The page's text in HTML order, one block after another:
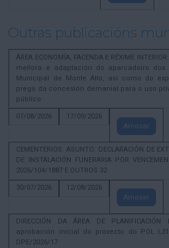
Outras publicacións
ÁREA ECONOMÍA, FACENDA E RÉXIME
mellora e adaptación do aparcadoiro
Municipal de Monte Alto, así como do
prego da concesión demanial para o uso
público
07/08/2026
17/09/2026
Amosar
CEMENTERIOS. ASUNTO: DECLARACIÓN DE
DE INSTALACIÓN FUNERARIA POR
2026/104/1887 E OUTROS 32
30/07/2026
12/08/2026
Amosar
DIRECCIÓN DA ÁREA DE PLANIFICACIÓN
aprobación inicial do proxecto do POL
DPE/2026/17